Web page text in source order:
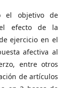
el objetivo de
efecto de la
ejercicio en el
afectiva al
entre otros
de artículos